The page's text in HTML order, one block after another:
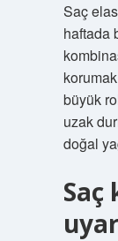
Saç
haftada
büyük
uzak
doğal
Saç